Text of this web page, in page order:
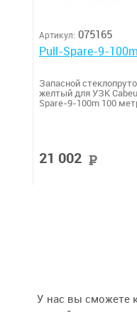
Артикул: 075165
Pull-Spare-9-100m
Запасной
желтый для УЗК
Spare-9-100m 100
21 002
У нас вы сможете